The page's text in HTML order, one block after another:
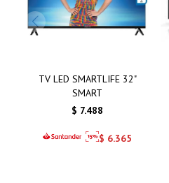
TV LED SMARTLIFE 32"
SMART
$ 7.488
$ 6.365